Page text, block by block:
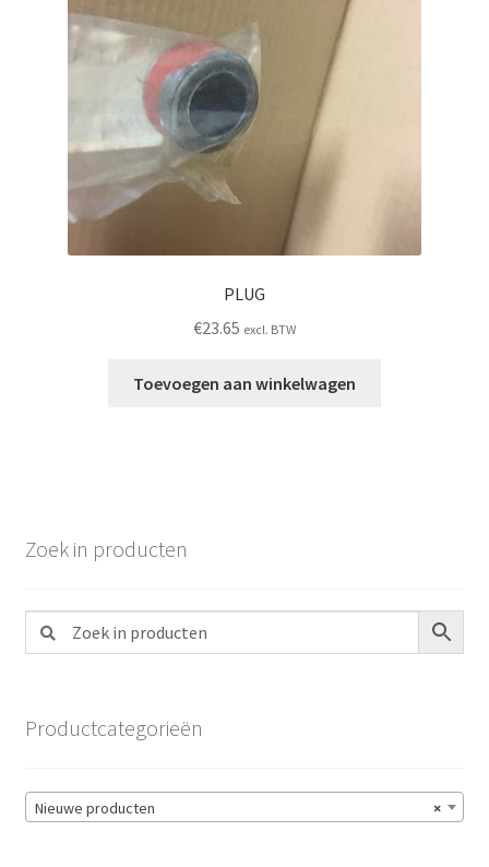
PLUG
€23.65 excl. BTW
Toevoegen aan winkelwagen
Zoek in producten
Productcategorieën
×
Nieuwe producten